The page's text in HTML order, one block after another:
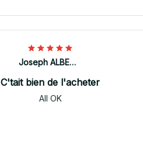
Joseph ALBERTINI
C'tait bien de l'acheter
All OK